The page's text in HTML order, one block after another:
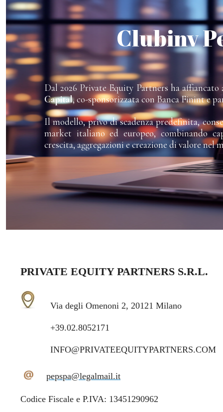
Clubinv
Dal 2026 Private Equity Partners ha
Capital, co-sponsorizzata con Banca Finint e
Il modello, privo di scadenza predefinita,
market italiano ed europeo, combinando
crescita, aggregazioni e creazione di valore nel
PRIVATE EQUITY PARTNERS S.R.L.
Via degli Omenoni 2, 20121 Milano
+39.02.8052171
INFO@PRIVATEEQUITYPARTNERS.COM
@ pepspa@legalmail.it
Codice Fiscale e P.IVA: 13451290962